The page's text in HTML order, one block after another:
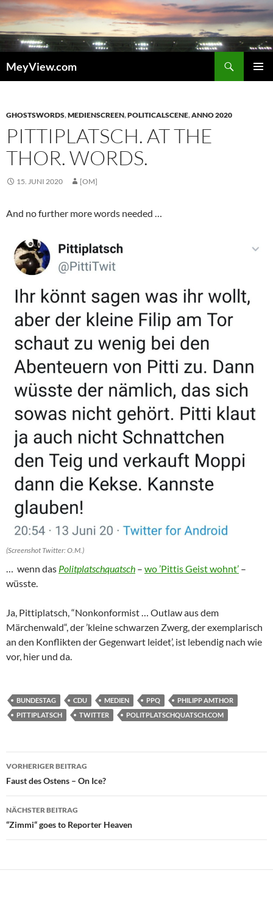
Zum
Inhalt
springen
MeyView.com
GHOSTSWORDS,MEDIENSCREEN,POLITICALSCENE,ANNO 2020
PITTIPLATSCH. AT THE
THOR. WORDS.
15. JUNI 2020 [OM]
And no further more words needed …
(Screenshot Twitter: O.M.)
… wenn das Politplatschquatsch – wo ’Pittis Geist wohnt’ –
wüsste.
Ja, Pittiplatsch, “Nonkonformist … Outlaw aus dem
Märchenwald“, der ’kleine schwarzen Zwerg, der exemplarisch
an den Konflikten der Gegenwart leidet’, ist lebendig nach wie
vor, hier und da.
BUNDESTAG CDU MEDIEN PPQ
PHILIPP AMTHOR
PITTIPLATSCH
TWITTER POLITPLATSCHQUATSCH.COM
Beitragsnavigation
VORHERIGER BEITRAG
Faust des Ostens – On Ice?
NÄCHSTER BEITRAG
“Zimmi“ goes to Reporter Heaven